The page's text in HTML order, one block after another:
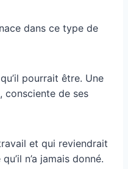
dans ce type de
pourrait être. Une
consciente de ses
et qui reviendrait
n’a jamais donné.